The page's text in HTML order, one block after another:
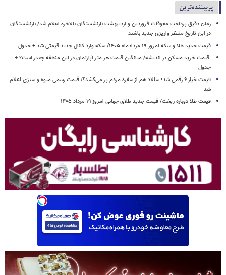
پربیننده‌ترین
زمان دقیق پرداخت معوقات فروردین و اردیبهشت بازنشستگان بالاخره اعلام شد/ بازنشستگان
در این تاریخ منتظر واریزی جدید باشند
قیمت جدید طلا و سکه امروز ۱۹ مردادماه ۱۴۰۵/ سکه وارد کانال جدید قیمتی شد + جدول
قیمت خرید مسکن در اندیشه/ میانگین قیمت هر متر آپارتمان در این منطقه چقدر است؟ +
جدول
قیمت خیار ۶ رقمی شد؛ سالاد هم از سفره مردم پر می‌کشد؟/ قیمت رسمی میوه و سبزی اعلام
شد
قیمت طلا دوباره ریخت/ قیمت جدید طلای جهانی امروز ۱۹ مرداد ۱۴۰۵